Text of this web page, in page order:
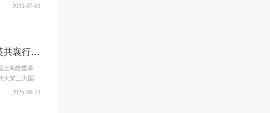
2025-07-01
2024北美PI设计大奖（亚太区）颁奖盛典圆满举行！国际设计精英共襄行业盛事
上海隆重举
奖三大国际
2025-06-24